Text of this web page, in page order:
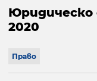
Юридическо
2020
Право